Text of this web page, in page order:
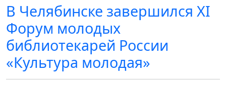
В Челябинске завершился XI
Форум молодых
библиотекарей России
«Культура молодая»